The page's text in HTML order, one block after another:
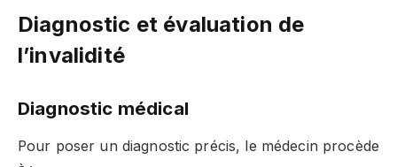
Diagnostic et évaluation de
l’invalidité
Diagnostic médical
Pour poser un diagnostic précis, le médecin procède